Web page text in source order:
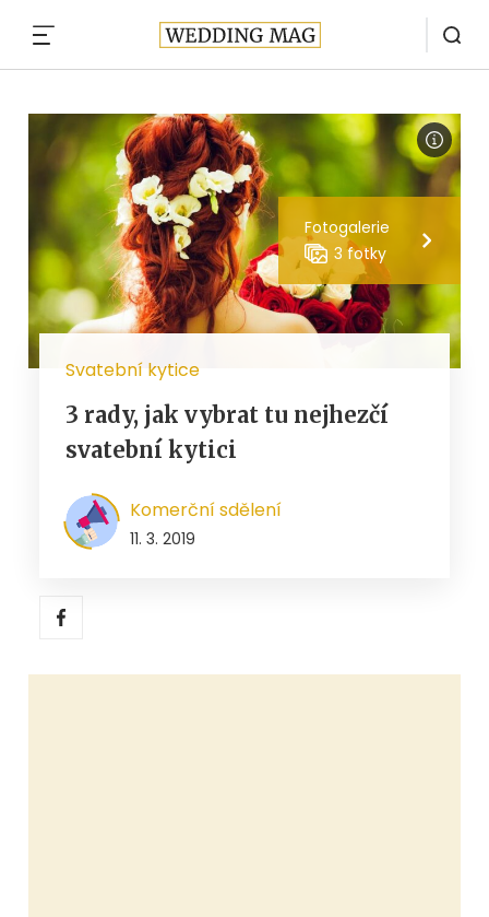
Fotogalerie
3 fotky
Svatební kytice
3 rady, jak vybrat tu nejhezčí
svatební kytici
Komerční sdělení
11. 3. 2019